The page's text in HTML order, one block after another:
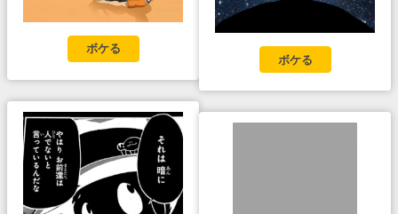
ボケる
ボケる